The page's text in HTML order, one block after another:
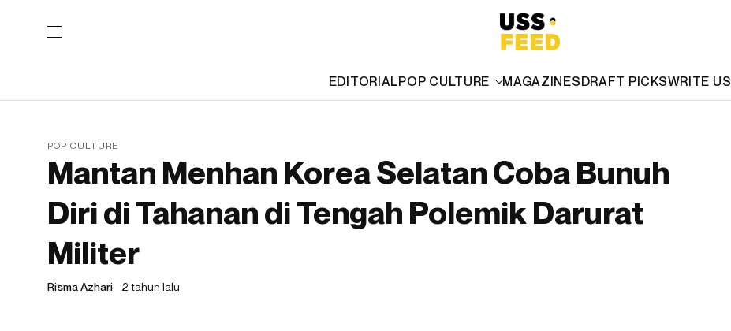
EDITORIALPOP CULTURE MAGAZINESDRAFT PICKSWRITE US
POP CULTURE
Mantan Menhan Korea Selatan Coba Bunuh
Diri di Tahanan di Tengah Polemik Darurat
Militer
Risma Azhari 2 tahun lalu